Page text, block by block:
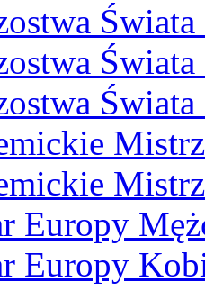
Europy
Europy